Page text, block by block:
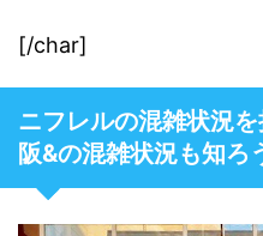
[/char]
ニフレルの混雑状況
阪&の混雑状況も知ろ